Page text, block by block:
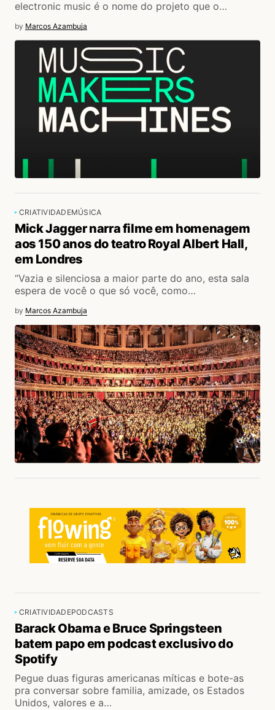
electronic music é o nome do projeto que o…
by Marcos Azambuja
CRIATIVIDADEMÚSICA
Mick Jagger narra filme em homenagem
aos 150 anos do teatro Royal Albert Hall,
em Londres
“Vazia e silenciosa a maior parte do ano, esta sala
espera de você o que só você, como…
by Marcos Azambuja
CRIATIVIDADEPODCASTS
Barack Obama e Bruce Springsteen
batem papo em podcast exclusivo do
Spotify
Pegue duas figuras americanas míticas e bote-as
pra conversar sobre familia, amizade, os Estados
Unidos, valores e a…